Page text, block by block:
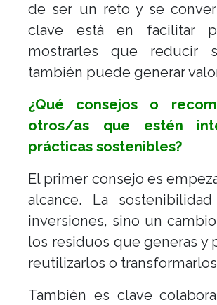
de ser un reto y se
clave está en facilitar
mostrarles que reducir
también puede generar
¿Qué consejos o
otros/as que estén
prácticas sostenibles?
El primer consejo es
alcance. La
inversiones, sino un
los residuos que generas y
reutilizarlos o
También es clave